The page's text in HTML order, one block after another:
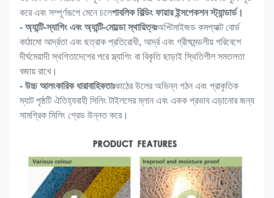
করে এবং সম্পূর্ণরূপে মেনে চলেপাবলিক বিল্ডিং ফায়ার ইন্সপেকশন স্ট্যান্ডার্ড।
- অ্যান্টি-স্যাগিং এবং অ্যান্টি-মোল্ডো স্থায়িত্বঃঅপ্টিমাইজড কমপ্যাক্ট বোর্ড
কাঠামো আর্দ্রতা এবং ছত্রাক প্রতিরোধী, আর্দ্র এবং গ্রীষ্মমন্ডলীয় পরিবেশে
দীর্ঘমেয়াদী স্থগিতাদেশের পরে স্ল্যাগিং বা বিকৃতি ছাড়াই স্থিতিশীল সমতলতা
বজায় রাখে।
- উচ্চ আলংকারিক ধারাবাহিকতাঃকাঠের উলের অভিন্ন গঠন এবং প্রাকৃতিক
ম্যাট পৃষ্ঠটি ঐতিহ্যবাহী সিলিং টাইলসের ম্লান এবং একক প্রভাব এড়ানোর জন্য
সামগ্রিক সিলিং গ্রেড উন্নত করে।